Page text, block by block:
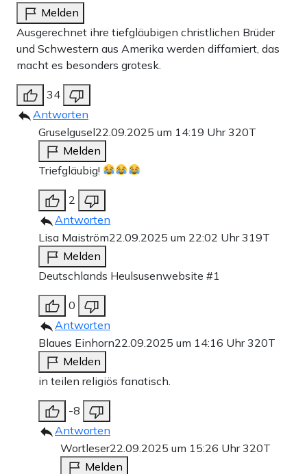
Melden
Ausgerechnet ihre tiefgläubigen christlichen Brüder
und Schwestern aus Amerika werden diffamiert, das
macht es besonders grotesk.
34
Antworten
Gruselgusel22.09.2025 um 14:19 Uhr320T
Melden
Triefgläubig!
2
Antworten
Lisa Maiström22.09.2025 um 22:02 Uhr319T
Melden
Deutschlands Heulsusenwebsite #1
0
Antworten
Blaues Einhorn22.09.2025 um 14:16 Uhr320T
Melden
in teilen religiös fanatisch.
-8
Antworten
Wortleser22.09.2025 um 15:26 Uhr320T
Melden